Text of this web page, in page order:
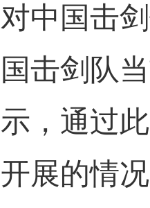
中国击
击剑队
，通过
展的情